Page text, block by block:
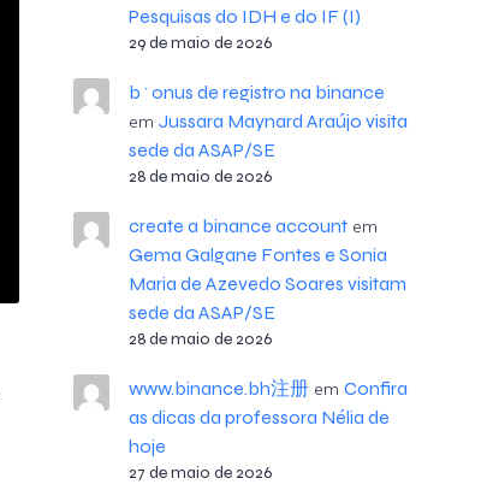
Pesquisas do IDH e do IF (I)
29 de maio de 2026
b^onus de registro na binance
em Jussara Maynard Araújo visita
sede da ASAP/SE
28 de maio de 2026
create a binance accountem
Gema Galgane Fontes e Sonia
Maria de Azevedo Soares visitam
sede da ASAP/SE
28 de maio de 2026
www.binance.bh注册em Confira
as dicas da professora Nélia de
hoje
27 de maio de 2026